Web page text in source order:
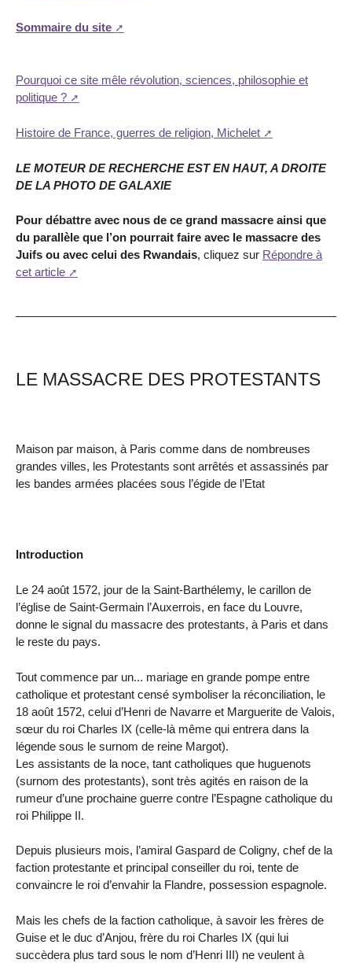
Sommaire du site
Pourquoi ce site mêle révolution, sciences, philosophie et
politique ?
Histoire de France, guerres de religion, Michelet
LE MOTEUR DE RECHERCHE EST EN HAUT, A DROITE
DE LA PHOTO DE GALAXIE
Pour débattre avec nous de ce grand massacre ainsi que
du parallèle que l’on pourrait faire avec le massacre des
Juifs ou avec celui des Rwandais, cliquez sur Répondre à
cet article
LE MASSACRE DES PROTESTANTS
Maison par maison, à Paris comme dans de nombreuses
grandes villes, les Protestants sont arrêtés et assassinés par
les bandes armées placées sous l’égide de l’Etat
Introduction
Le 24 août 1572, jour de la Saint-Barthélemy, le carillon de
l’église de Saint-Germain l’Auxerrois, en face du Louvre,
donne le signal du massacre des protestants, à Paris et dans
le reste du pays.
Tout commence par un... mariage en grande pompe entre
catholique et protestant censé symboliser la réconciliation, le
18 août 1572, celui d’Henri de Navarre et Marguerite de Valois,
sœur du roi Charles IX (celle-là même qui entrera dans la
légende sous le surnom de reine Margot).
Les assistants de la noce, tant catholiques que huguenots
(surnom des protestants), sont très agités en raison de la
rumeur d’une prochaine guerre contre l’Espagne catholique du
roi Philippe II.
Depuis plusieurs mois, l’amiral Gaspard de Coligny, chef de la
faction protestante et principal conseiller du roi, tente de
convaincre le roi d’envahir la Flandre, possession espagnole.
Mais les chefs de la faction catholique, à savoir les frères de
Guise et le duc d’Anjou, frère du roi Charles IX (qui lui
succèdera plus tard sous le nom d’Henri III) ne veulent à